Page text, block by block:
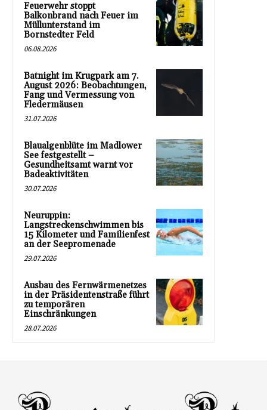
Feuerwehr stoppt
Balkonbrand nach Feuer im
Müllunterstand im
Bornstedter Feld
06.08.2026
Batnight im Krugpark am 7.
August 2026: Beobachtungen,
Fang und Vermessung von
Fledermäusen
31.07.2026
Blaualgenblüte im Madlower
See festgestellt –
Gesundheitsamt warnt vor
Badeaktivitäten
30.07.2026
Neuruppin:
Langstreckenschwimmen bis
15 Kilometer und Familienfest
an der Seepromenade
29.07.2026
Ausbau des Fernwärmenetzes
in der Präsidentenstraße führt
zu temporären
Einschränkungen
28.07.2026